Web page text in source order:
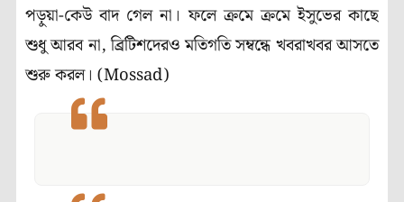
পড়ুয়া-কেউ বাদ গেল না। ফলে ক্রমে ক্রমে ইসুভের কাছে
শুধু আরব না, ব্রিটিশদেরও মতিগতি সম্বন্ধে খবরাখবর আসতে
শুরু করল। (Mossad)